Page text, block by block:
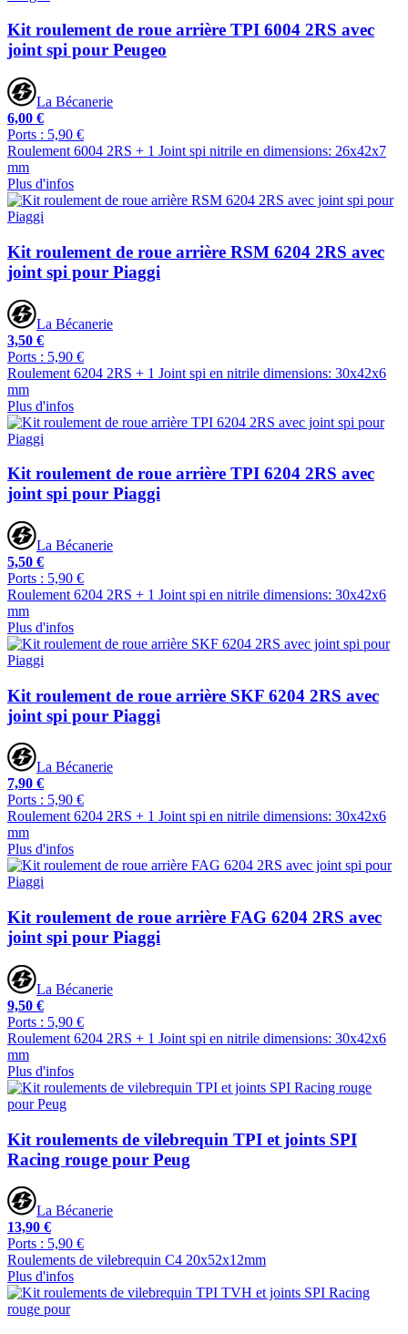
Kit roulement de roue arrière TPI 6004 2RS avec
joint spi pour Peugeo
La Bécanerie
6,00 €
Ports : 5,90 €
Roulement 6004 2RS + 1 Joint spi nitrile en dimensions: 26x42x7
mm
Plus d'infos
Kit roulement de roue arrière RSM 6204 2RS avec
joint spi pour Piaggi
La Bécanerie
3,50 €
Ports : 5,90 €
Roulement 6204 2RS + 1 Joint spi en nitrile dimensions: 30x42x6
mm
Plus d'infos
Kit roulement de roue arrière TPI 6204 2RS avec
joint spi pour Piaggi
La Bécanerie
5,50 €
Ports : 5,90 €
Roulement 6204 2RS + 1 Joint spi en nitrile dimensions: 30x42x6
mm
Plus d'infos
Kit roulement de roue arrière SKF 6204 2RS avec
joint spi pour Piaggi
La Bécanerie
7,90 €
Ports : 5,90 €
Roulement 6204 2RS + 1 Joint spi en nitrile dimensions: 30x42x6
mm
Plus d'infos
Kit roulement de roue arrière FAG 6204 2RS avec
joint spi pour Piaggi
La Bécanerie
9,50 €
Ports : 5,90 €
Roulement 6204 2RS + 1 Joint spi en nitrile dimensions: 30x42x6
mm
Plus d'infos
Kit roulements de vilebrequin TPI et joints SPI
Racing rouge pour Peug
La Bécanerie
13,90 €
Ports : 5,90 €
Roulements de vilebrequin C4 20x52x12mm
Plus d'infos